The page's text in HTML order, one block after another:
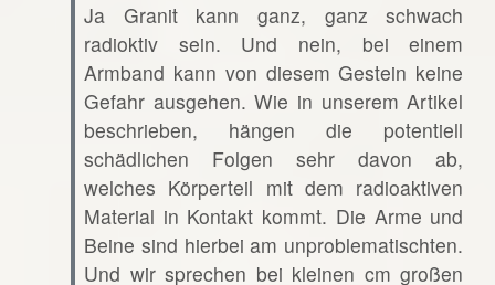
Ja Granit kann ganz, ganz schwach
radioktiv sein. Und nein, bei einem
Armband kann von diesem Gestein keine
Gefahr ausgehen. Wie in unserem Artikel
beschrieben, hängen die potentiell
schädlichen Folgen sehr davon ab,
welches Körperteil mit dem radioaktiven
Material in Kontakt kommt. Die Arme und
Beine sind hierbei am unproblematischten.
Und wir sprechen bei kleinen cm großen